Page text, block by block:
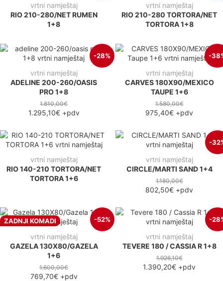
vrtni namještaj
RIO 210-280/NET RUMEN
1+8
vrtni namještaj
RIO 210-280 TORTORA/NET
TORTORA 1+8
-28%
vrtni namještaj
ADELINE 200-260/OASIS
PRO 1+8
1.810,00€
1.295,10€+pdv
-
vrtni namještaj
CARVES 180X90/MEXICO
TAUPE 1+6
1.580,00€
975,40€ +pdv
vrtni namještaj
RIO 140-210 TORTORA/NET
TORTORA 1+6
-
vrtni namještaj
CIRCLE/MARTI SAND 1+4
1.180,00€
802,50€ +pdv
ZADNJI KOMADI -52%
vrtni namještaj
GAZELA 130X80/GAZELA
1+6
1.600,00€
769,70€+pdv
-
vrtni namještaj
TEVERE 180 / CASSIA R 1+8
1.926,10€
1.390,20€ +pdv